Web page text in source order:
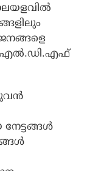
ജനങ്ങളെ
എല്‍.ഡി.എഫ്